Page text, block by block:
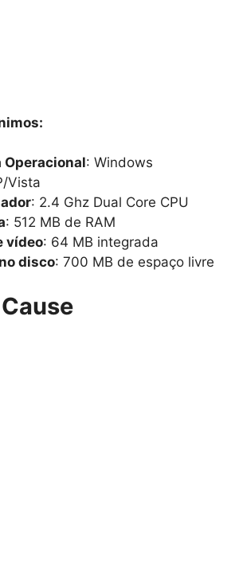
Operacional: Windows
Vista
: 2.4 Ghz Dual Core CPU
: 512 MB de RAM
vídeo: 64 MB integrada
disco: 700 MB de espaço livre